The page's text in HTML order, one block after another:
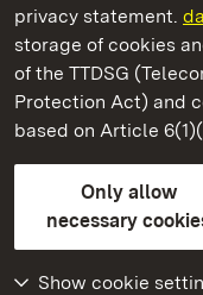
privacy statement.
storage of cookies
of the TTDSG
Protection Act) and
based on Article
Only allow
necessary
Show cookie
Staatliche Schlösser
State Palaces and
Contact usFAQ
Declaration on
BITV-konform